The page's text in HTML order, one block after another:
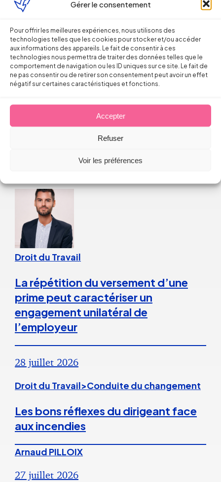
Gérer le consentement
Pour offrir les meilleures expériences, nous utilisons des
technologies telles que les cookies pour stocker et/ou accéder
aux informations des appareils. Le fait de consentir à ces
technologies nous permettra de traiter des données telles que le
comportement de navigation ou les ID uniques sur ce site. Le fait de
ne pas consentir ou de retirer son consentement peut avoir un effet
négatif sur certaines caractéristiques et fonctions.
Accepter
Refuser
Voir les préférences
Continuer la lecture
Droit du Travail
Licenciement verbal : dans quels cas
est-il reconnu par les juges ?
Droit du Travail
La répétition du versement d’une
prime peut caractériser un
engagement unilatéral de
l’employeur
28 juillet 2026
Droit du Travail>Conduite du changement
Les bons réflexes du dirigeant face
aux incendies
Arnaud PILLOIX
27 juillet 2026